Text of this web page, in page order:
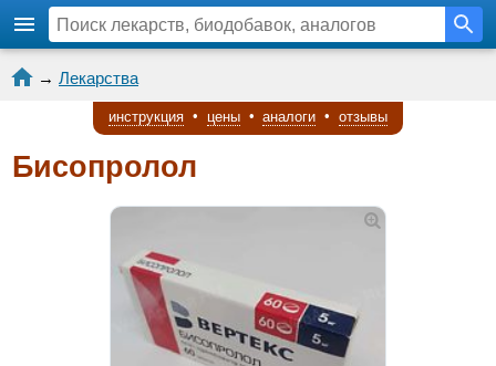
→ Лекарства
инструкция • цены • аналоги • отзывы
Бисопролол